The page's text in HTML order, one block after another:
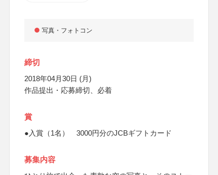
写真・フォトコン
締切
2018年04月30日 (月)
作品提出・応募締切、必着
賞
●入賞（1名） 3000円分のJCBギフトカード
募集内容